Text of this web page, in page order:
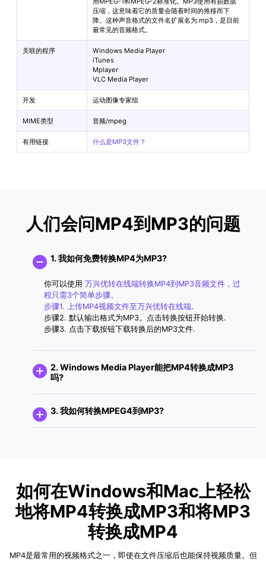
压缩，这意味着它的质量会随着时间的推移而下
降。这种声音格式的文件名扩展名为.mp3，是目前
最常见的音频格式。
关联的程序
Windows Media Player
iTunes
Mplayer
VLC Media Player
开发 运动图像专家组
MIME类型 音频/mpeg
有用链接 什么是MP3文件？
人们会问MP4到MP3的问题
1. 我如何免费转换MP4为MP3?
你可以使用万兴优转在线端转换MP4到MP3音频文件，过
程只需3个简单步骤。
步骤1. 上传MP4视频文件至万兴优转在线端.
步骤2. 默认输出格式为MP3。点击转换按钮开始转换.
步骤3. 点击下载按钮下载转换后的MP3文件.
2. Windows Media Player能把MP4转换成MP3
吗?
3. 我如何转换MPEG4到MP3?
如何在Windows和Mac上轻松
地将MP4转换成MP3和将MP3
转换成MP4
MP4是最常用的视频格式之一，即使在文件压缩后也能保持视频质量。但